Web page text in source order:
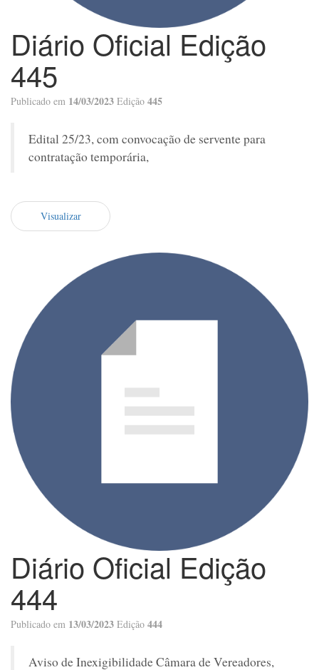
Diário Oficial Edição
445
Publicado em 14/03/2023 Edição 445
Edital 25/23, com convocação de servente para
contratação temporária,
Visualizar
Diário Oficial Edição
444
Publicado em 13/03/2023 Edição 444
Aviso de Inexigibilidade Câmara de Vereadores,